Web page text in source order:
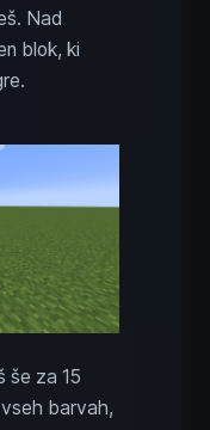
Nad
blok, ki
še za 15
barvah,